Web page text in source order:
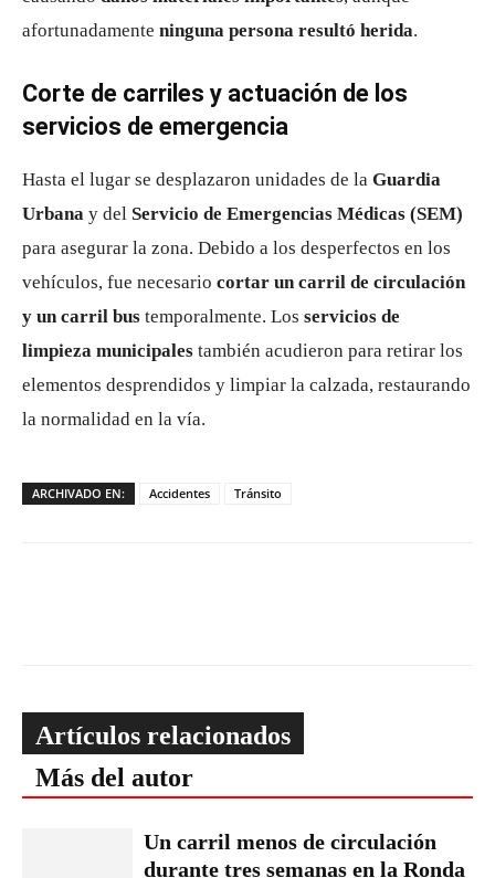
afortunadamente ninguna persona resultó herida.
Corte de carriles y actuación de los
servicios de emergencia
Hasta el lugar se desplazaron unidades de la Guardia
Urbana y del Servicio de Emergencias Médicas (SEM)
para asegurar la zona. Debido a los desperfectos en los
vehículos, fue necesario cortar un carril de circulación
y un carril bus temporalmente. Los servicios de
limpieza municipales también acudieron para retirar los
elementos desprendidos y limpiar la calzada, restaurando
la normalidad en la vía.
ARCHIVADO EN: Accidentes Tránsito
Artículos relacionados
Más del autor
Un carril menos de circulación
durante tres semanas en la Ronda